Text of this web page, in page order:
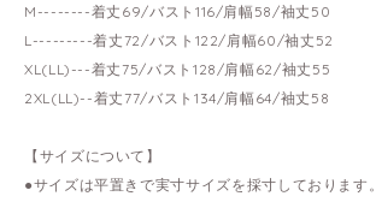
M--------着丈69/バスト116/肩幅58/袖丈50
L---------着丈72/バスト122/肩幅60/袖丈52
XL(LL)---着丈75/バスト128/肩幅62/袖丈55
2XL(LL)--着丈77/バスト134/肩幅64/袖丈58
【サイズについて】
●サイズは平置きで実寸サイズを採寸しております。